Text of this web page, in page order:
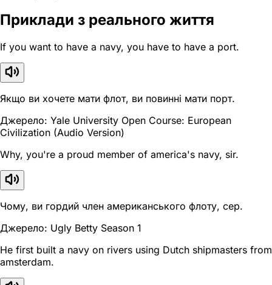
Приклади з реального життя
If you want to have a navy, you have to have a port.
Якщо ви хочете мати флот, ви повинні мати порт.
Джерело: Yale University Open Course: European
Civilization (Audio Version)
Why, you're a proud member of america's navy, sir.
Чому, ви гордий член американського флоту, сер.
Джерело: Ugly Betty Season 1
He first built a navy on rivers using Dutch shipmasters from
amsterdam.